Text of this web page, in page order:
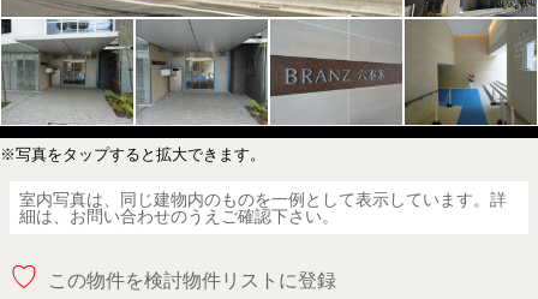
※写真をタップすると拡大できます。
室内写真は、同じ建物内のものを一例として表示しています。詳
細は、お問い合わせのうえご確認下さい。
♡ この物件を検討物件リストに登録